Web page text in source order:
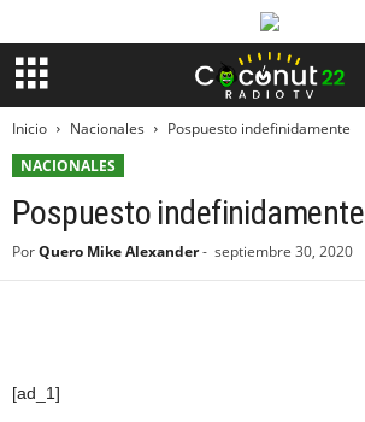
Inicio Nacionales
Pospuesto indefinidamente
NACIONALES
Pospuesto indefinidamente
PorQuero Mike Alexander- septiembre 30, 2020
[ad_1]